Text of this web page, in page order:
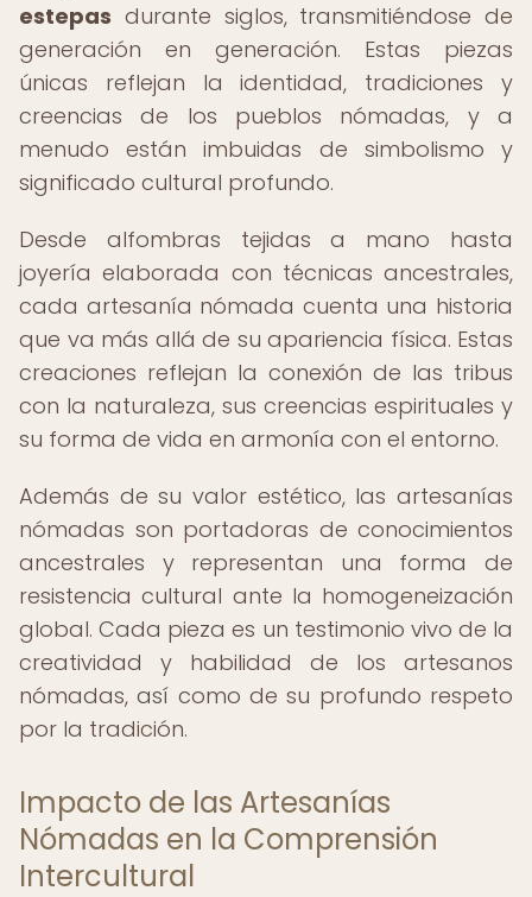
estepas durante siglos, transmitiéndose de
generación en generación. Estas piezas
únicas reflejan la identidad, tradiciones y
creencias de los pueblos nómadas, y a
menudo están imbuidas de simbolismo y
significado cultural profundo.
Desde alfombras tejidas a mano hasta
joyería elaborada con técnicas ancestrales,
cada artesanía nómada cuenta una historia
que va más allá de su apariencia física. Estas
creaciones reflejan la conexión de las tribus
con la naturaleza, sus creencias espirituales y
su forma de vida en armonía con el entorno.
Además de su valor estético, las artesanías
nómadas son portadoras de conocimientos
ancestrales y representan una forma de
resistencia cultural ante la homogeneización
global. Cada pieza es un testimonio vivo de la
creatividad y habilidad de los artesanos
nómadas, así como de su profundo respeto
por la tradición.
Impacto de las Artesanías
Nómadas en la Comprensión
Intercultural